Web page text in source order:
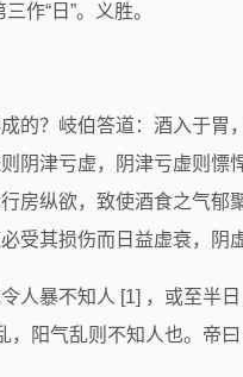
作“日”。义胜。
的？岐伯答道：酒入于
阴津亏虚，阴津亏虚则
房纵欲，致使酒食之气郁
受其损伤而日益虚衰，阴
人暴不知人 [1] ，或至半
，阳气乱则不知人也。帝曰